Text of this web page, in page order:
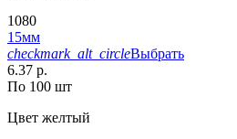
1080
15мм
checkmark_alt_circleВыбрать
6.37 р.
По 100 шт
Цвет желтый